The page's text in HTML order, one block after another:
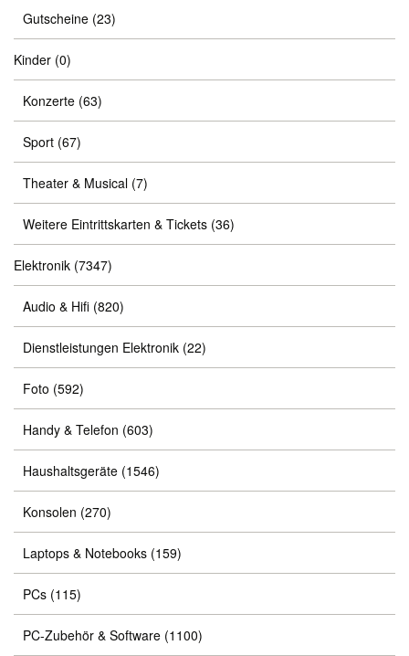
Gutscheine (23)
Kinder (0)
Konzerte (63)
Sport (67)
Theater & Musical (7)
Weitere Eintrittskarten & Tickets (36)
Elektronik (7347)
Audio & Hifi (820)
Dienstleistungen Elektronik (22)
Foto (592)
Handy & Telefon (603)
Haushaltsgeräte (1546)
Konsolen (270)
Laptops & Notebooks (159)
PCs (115)
PC-Zubehör & Software (1100)